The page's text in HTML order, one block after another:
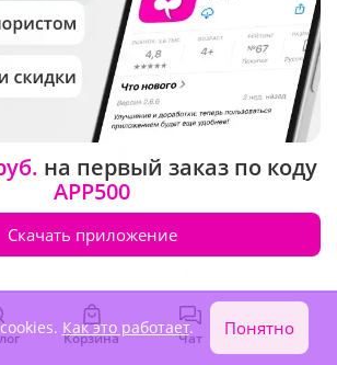
Композиция "Белые розы в
шляпной коробке"
Корзина Чат Войти
на первый заказ по коду
APP500
Скачать приложение
Как это работает. Понятно